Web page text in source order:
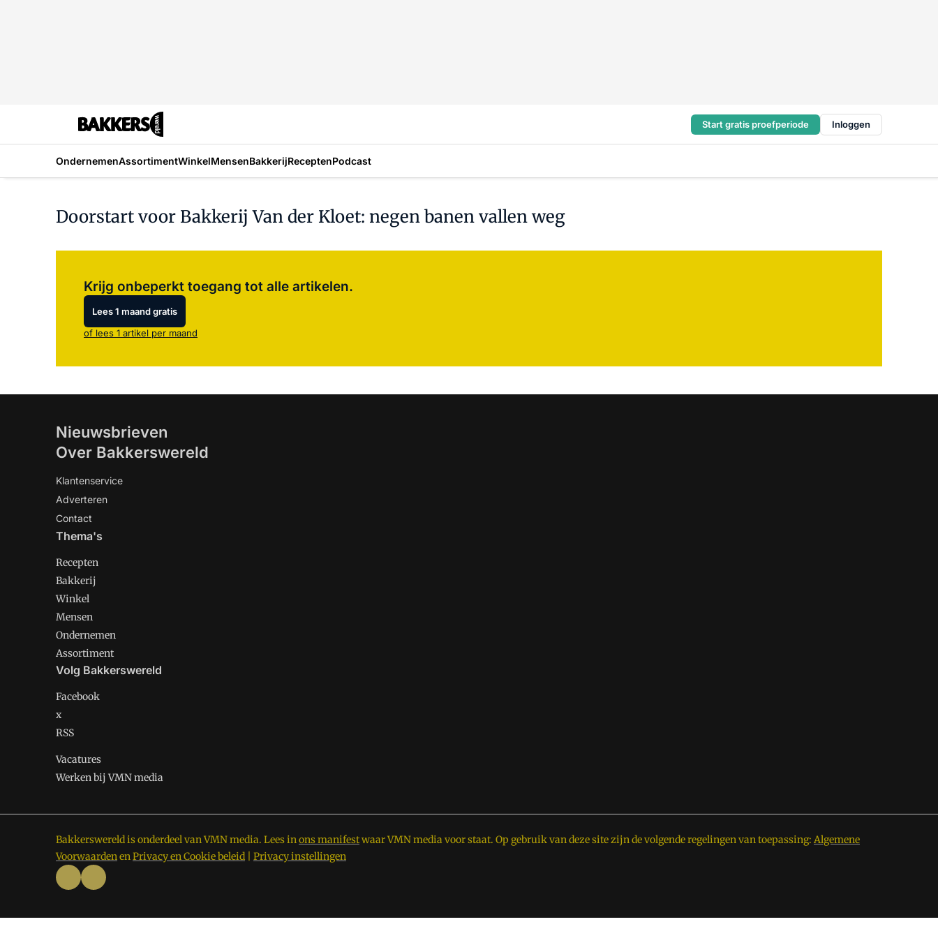
Start gratis proefperiode Inloggen
OndernemenAssortimentWinkelMensenBakkerijReceptenPodcast
Doorstart voor Bakkerij Van der Kloet: negen banen vallen weg
Krijg onbeperkt toegang tot alle artikelen.
Lees 1 maand gratis
of lees 1 artikel per maand
Nieuwsbrieven
Over Bakkerswereld
Klantenservice
Adverteren
Contact
Thema's
Recepten
Bakkerij
Winkel
Mensen
Ondernemen
Assortiment
Volg Bakkerswereld
Facebook
x
RSS
Vacatures
Werken bij VMN media
Bakkerswereld is onderdeel van VMN media. Lees inons manifestwaar VMN media voor staat. Op gebruik van deze site zijn de volgende regelingen van toepassing: Algemene
VoorwaardenenPrivacy en Cookie beleid Privacy instellingen